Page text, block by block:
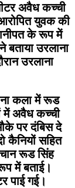
अवैध कच्ची
युवक की
के रूप में
बताया उरलाना
उरलाना
कला में रूड
में अवैध कच्ची
पर दंबिस दे
कैनियों सहित
रूड सिंह
में बताई।
पाई गई।